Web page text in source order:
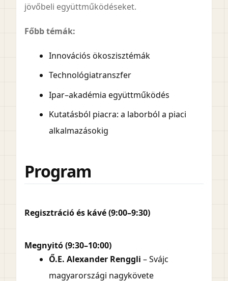
jövőbeli együttműködéseket.
Főbb témák:
Innovációs ökoszisztémák
Technológiatranszfer
Ipar–akadémia együttműködés
Kutatásból piacra: a laborból a piaci
alkalmazásokig
Program
Regisztráció és kávé (9:00–9:30)
Megnyitó (9:30–10:00)
Ő.E. Alexander Renggli – Svájc
magyarországi nagykövete